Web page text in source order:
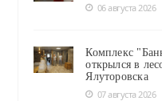
06 августа 2026
Комплекс
открылся в
Ялуторовска
07 августа 2026